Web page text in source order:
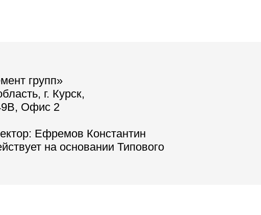
групп»
г. Курск,
Офис 2
Ефремов Константин
на основании Типового